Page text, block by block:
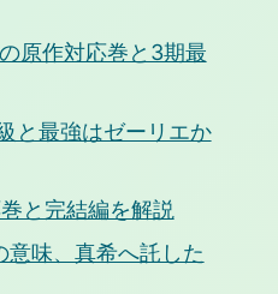
原作対応巻と3期最
と最強はゼーリエか
と完結編を解説
意味、真希へ託した